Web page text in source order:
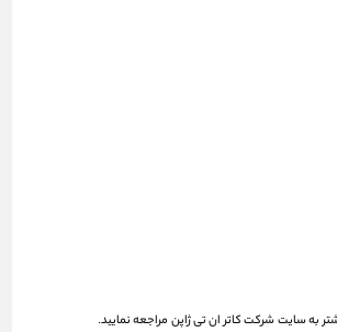
به سایتشرکت کاتر ان تی ژاپن­­ مراجعه نمایید.